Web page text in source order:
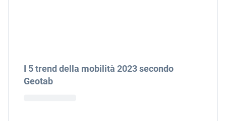
I 5 trend della mobilità 2023 secondo
Geotab